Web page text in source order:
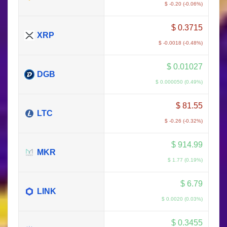
$ -0.20 (-0.06%)
XRP
$ 0.3715
$ -0.0018 (-0.48%)
DGB
$ 0.01027
$ 0.000050 (0.49%)
LTC
$ 81.55
$ -0.26 (-0.32%)
MKR
$ 914.99
$ 1.77 (0.19%)
LINK
$ 6.79
$ 0.0020 (0.03%)
$ 0.3455